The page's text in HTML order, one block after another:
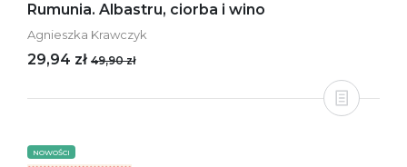
Rumunia. Albastru, ciorba i wino
Agnieszka Krawczyk
29,94 zł 49,90 zł
NOWOŚCI